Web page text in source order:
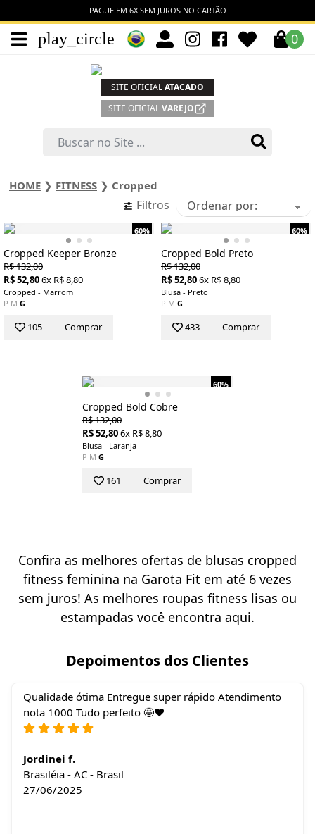
PAGUE EM 6X SEM JUROS NO CARTÃO
play_circle 0
SITE OFICIALATACADO
SITE OFICIALVAREJO
HOME ❯ FITNESS ❯ Cropped
Filtros
60%
Cropped Keeper Bronze
R$ 132,00
R$ 52,806x R$ 8,80
Cropped - Marrom
P M G
105 Comprar
60%
Cropped Bold Preto
R$ 132,00
R$ 52,806x R$ 8,80
Blusa - Preto
P M G
433 Comprar
60%
Cropped Bold Cobre
R$ 132,00
R$ 52,806x R$ 8,80
Blusa - Laranja
P M G
161 Comprar
Confira as melhores ofertas de blusas cropped
fitness feminina na Garota Fit em até 6 vezes
sem juros! As melhores roupas fitness lisas ou
estampadas você encontra aqui.
Depoimentos dos Clientes
Qualidade ótima Entregue super rápido Atendimento
nota 1000 Tudo perfeito 🤩❤️
Jordinei f.
Brasiléia - AC - Brasil
27/06/2025